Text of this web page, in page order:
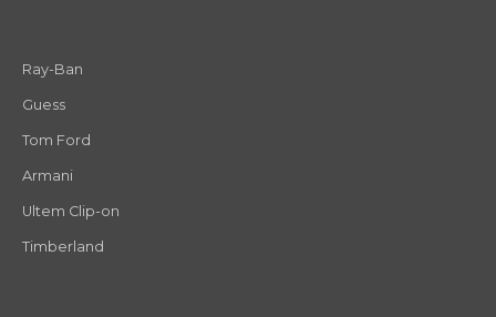
Ray-Ban
Guess
Tom Ford
Armani
Ultem Clip-on
Timberland